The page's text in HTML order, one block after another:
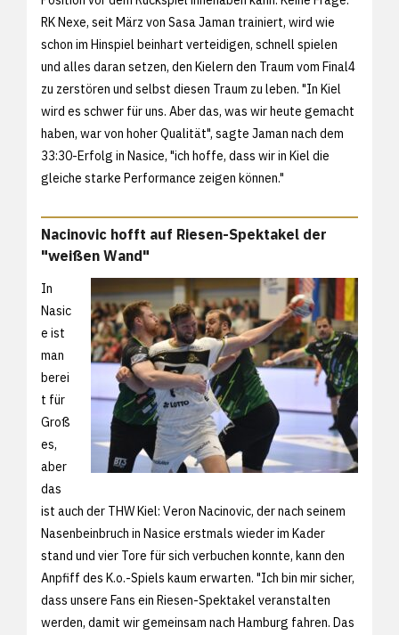
RK Nexe, seit März von Sasa Jaman trainiert, wird wie
schon im Hinspiel beinhart verteidigen, schnell spielen
und alles daran setzen, den Kielern den Traum vom Final4
zu zerstören und selbst diesen Traum zu leben. "In Kiel
wird es schwer für uns. Aber das, was wir heute gemacht
haben, war von hoher Qualität", sagte Jaman nach dem
33:30-Erfolg in Nasice, "ich hoffe, dass wir in Kiel die
gleiche starke Performance zeigen können."
Nacinovic hofft auf Riesen-Spektakel der
"weißen Wand"
In
Nasic
e ist
man
berei
t für
Groß
es,
aber
das
ist auch der THW Kiel: Veron Nacinovic, der nach seinem
Nasenbeinbruch in Nasice erstmals wieder im Kader
stand und vier Tore für sich verbuchen konnte, kann den
Anpfiff des K.o.-Spiels kaum erwarten. "Ich bin mir sicher,
dass unsere Fans ein Riesen-Spektakel veranstalten
werden, damit wir gemeinsam nach Hamburg fahren. Das